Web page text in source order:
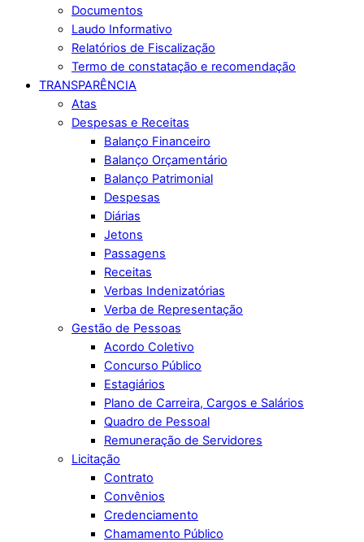
Documentos
Laudo Informativo
Relatórios de Fiscalização
Termo de constatação e recomendação
TRANSPARÊNCIA
Atas
Despesas e Receitas
Balanço Financeiro
Balanço Orçamentário
Balanço Patrimonial
Despesas
Diárias
Jetons
Passagens
Receitas
Verbas Indenizatórias
Verba de Representação
Gestão de Pessoas
Acordo Coletivo
Concurso Público
Estagiários
Plano de Carreira, Cargos e Salários
Quadro de Pessoal
Remuneração de Servidores
Licitação
Contrato
Convênios
Credenciamento
Chamamento Público